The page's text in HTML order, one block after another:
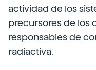
actividad de los
precursores de los
responsables de
radiactiva.